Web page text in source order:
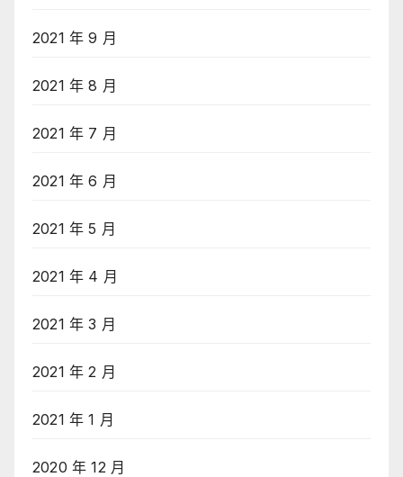
2021 年 9 月
2021 年 8 月
2021 年 7 月
2021 年 6 月
2021 年 5 月
2021 年 4 月
2021 年 3 月
2021 年 2 月
2021 年 1 月
2020 年 12 月